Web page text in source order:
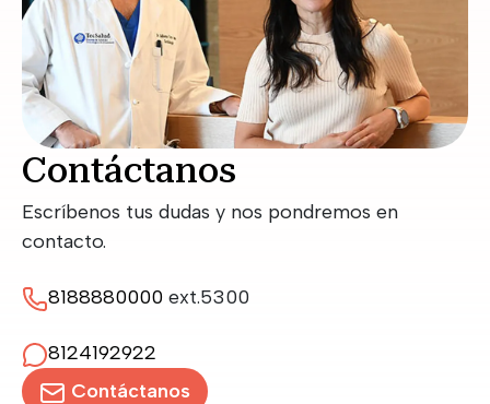
Contáctanos
Escríbenos tus dudas y nos pondremos en
contacto.
8188880000 ext.5300
8124192922
Contáctanos